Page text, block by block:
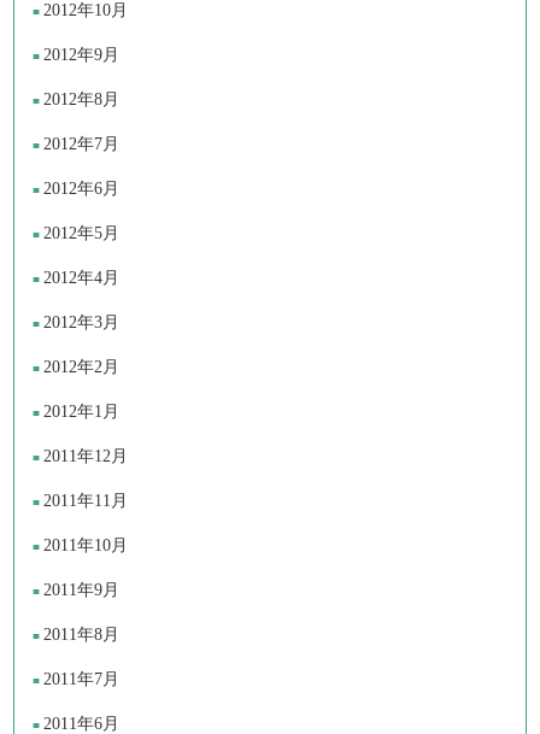
2012年10月
2012年9月
2012年8月
2012年7月
2012年6月
2012年5月
2012年4月
2012年3月
2012年2月
2012年1月
2011年12月
2011年11月
2011年10月
2011年9月
2011年8月
2011年7月
2011年6月